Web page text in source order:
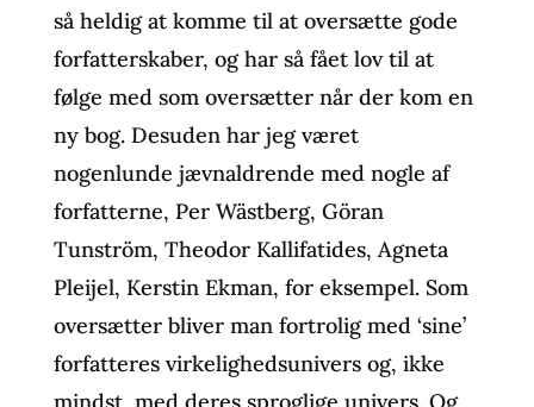
så heldig at komme til at oversætte gode
forfatterskaber, og har så fået lov til at
følge med som oversætter når der kom en
ny bog. Desuden har jeg været
nogenlunde jævnaldrende med nogle af
forfatterne, Per Wästberg, Göran
Tunström, Theodor Kallifatides, Agneta
Pleijel, Kerstin Ekman, for eksempel. Som
oversætter bliver man fortrolig med ‘sine’
forfatteres virkelighedsunivers og, ikke